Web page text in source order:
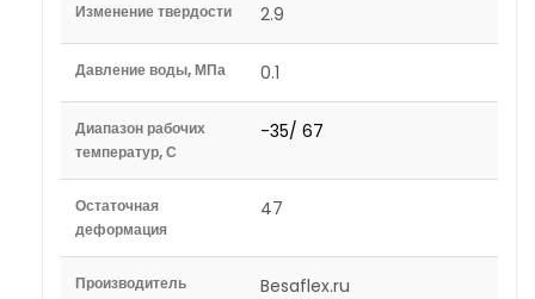
Изменение твердости 2.9
Давление воды, МПа 0.1
Диапазон рабочих
температур, С
-35/ 67
Остаточная
деформация
47
Производитель Besaflex.ru